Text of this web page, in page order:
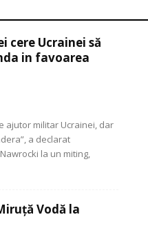
cere Ucrainei să
in favoarea
ajutor militar Ucrainei, dar
a declarat
la un miting,
Vodă la